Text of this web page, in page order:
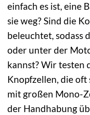
einfach es ist, eine
sie weg? Sind die
beleuchtet, sodass
oder unter der
kannst? Wir testen
Knopfzellen, die
mit großen Mono-
der Handhabung